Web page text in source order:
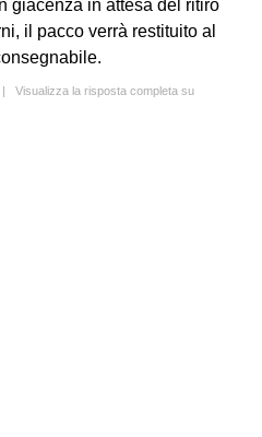
giacenza in attesa del ritiro
il pacco verrà restituito al
Visualizza la risposta completa su